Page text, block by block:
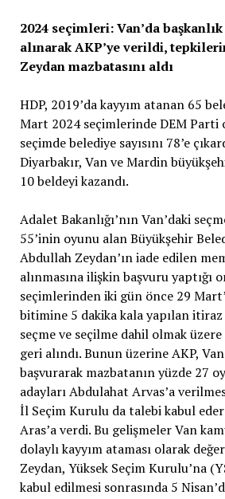
2024 seçimleri: Van’da başkanlık
alınarak AKP’ye verildi,
Zeydan mazbatasını aldı
HDP, 2019’da kayyım atanan 65
Mart 2024 seçimlerinde DEM Parti
seçimde belediye sayısını 78’e
Diyarbakır, Van ve Mardin
10 beldeyi kazandı.
Adalet Bakanlığı’nın Van’daki
55’inin oyunu alan Büyükşehir
Abdullah Zeydan’ın iade edilen
alınmasına ilişkin başvuru yaptığı
seçimlerinden iki gün önce 29
bitimine 5 dakika kala yapılan itiraz
seçme ve seçilme dahil olmak
geri alındı. Bunun üzerine AKP,
başvurarak mazbatanın yüzde 27
adayları Abdulahat Arvas’a
İl Seçim Kurulu da talebi kabul
Aras’a verdi. Bu gelişmeler Van
dolaylı kayyım ataması olarak
Zeydan, Yüksek Seçim Kurulu’na
kabul edilmesi sonrasında 5